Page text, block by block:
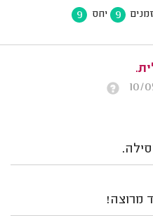
זמנים 9 יחס 9
מרוצה!